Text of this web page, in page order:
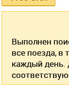
Выполнен
все поезда, в
каждый день.